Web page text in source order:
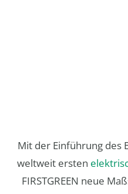
Mit der Einführung des
weltweit ersten
FIRSTGREEN neue